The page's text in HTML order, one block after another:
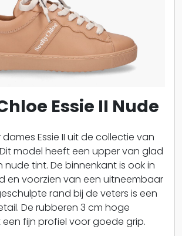
Essie II Nude
Essie II uit de collectie van
Dit model heeft een upper van glad
nude tint. De binnenkant is ook in
en voorzien van een uitneembaar
rand bij de veters is een
De rubberen 3 cm hoge
fijn profiel voor goede grip.